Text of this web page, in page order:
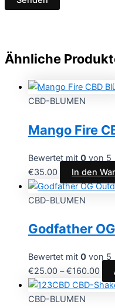
Ähnliche
CBD-BLUMEN
Mango Fire
Bewertet mit 0 von 5
€35.00 In den
CBD-BLUMEN
Godfather
Bewertet mit 0 von 5
€25.00 –€160.00
CBD-BLUMEN